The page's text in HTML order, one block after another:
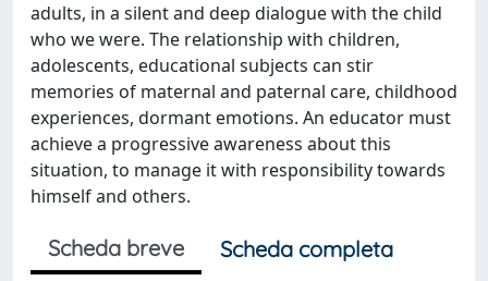
adults, in a silent and deep dialogue with the child
who we were. The relationship with children,
adolescents, educational subjects can stir
memories of maternal and paternal care, childhood
experiences, dormant emotions. An educator must
achieve a progressive awareness about this
situation, to manage it with responsibility towards
himself and others.
Scheda breve
Scheda completa